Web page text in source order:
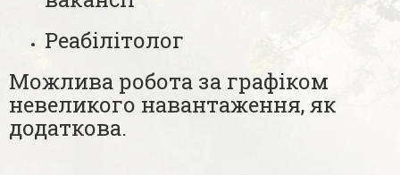
Реабілітолог
Можлива робота за графіком
невеликого навантаження, як
додаткова.